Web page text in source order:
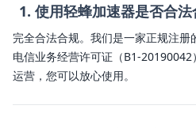
1. 使用轻蜂加速器是否合法
完全合法合规。我们是一家正规注
电信业务经营许可证（B1-
运营，您可以放心使用。